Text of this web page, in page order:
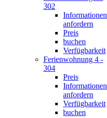
302
Informationen
anfordern
Preis
buchen
Verfügbarkeit
Ferienwohnung 4 -
304
Preis
Informationen
anfordern
Verfügbarkeit
buchen